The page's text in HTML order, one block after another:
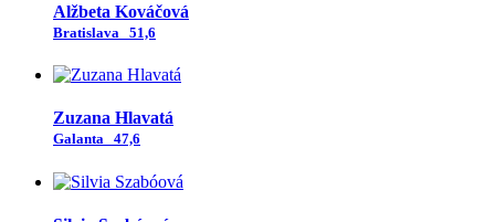
Alžbeta Kováčová
Bratislava 51,6
Zuzana Hlavatá
Galanta 47,6